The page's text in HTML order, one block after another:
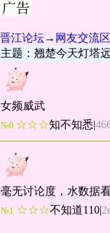
晋江论坛→ 网友交流区
主题：翘楚今天灯塔
女频威武
№0 ☆☆☆知不知悉|
毫无讨论度，水数据看
№1 ☆☆☆不知道110|